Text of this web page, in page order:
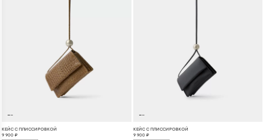
КЕЙС С ПЛИССИРОВКОЙ
9 900 ₽
КЕЙС С ПЛИССИРОВКОЙ
9 900₽